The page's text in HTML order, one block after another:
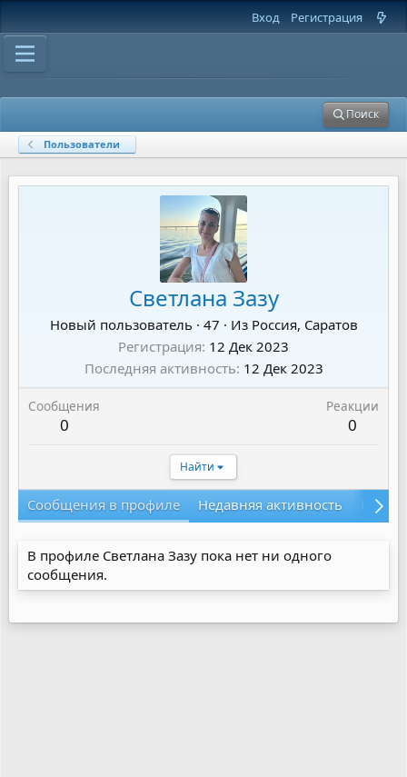
Вход Регистрация
Поиск
Пользователи
Светлана Зазу
Новый пользователь · 47 · Из Россия, Саратов
Регистрация 12 Дек 2023
Последняя активность 12 Дек 2023
Сообщения
0
Реакции
0
Найти
Сообщения в профиле Недавняя активность
В профиле Светлана Зазу пока нет ни одного
сообщения.